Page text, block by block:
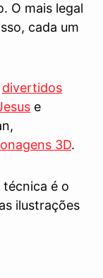
O mais legal
cada um
divertidos
e
3D.
é o
ilustrações